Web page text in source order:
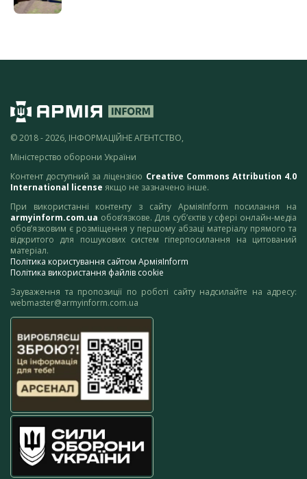
© 2018 - 2026, ІНФОРМАЦІЙНЕ АГЕНТСТВО,
Міністерство оборони України
Контент доступний за ліцензією Creative Commons Attribution 4.0
International license якщо не зазначено інше.
При використанні контенту з сайту АрміяInform посилання на
armyinform.com.ua обов’язкове. Для суб’єктів у сфері онлайн-медіа
обов’язковим є розміщення у першому абзаці матеріалу прямого та
відкритого для пошукових систем гіперпосилання на цитований
матеріал.
Політика користування сайтом АрміяInform
Політика використання файлів cookie
Зауваження та пропозиції по роботі сайту надсилайте на адресу:
webmaster@armyinform.com.ua